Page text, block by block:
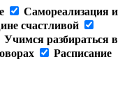
Самореализация и
счастливой
Учимся разбираться в
Расписание